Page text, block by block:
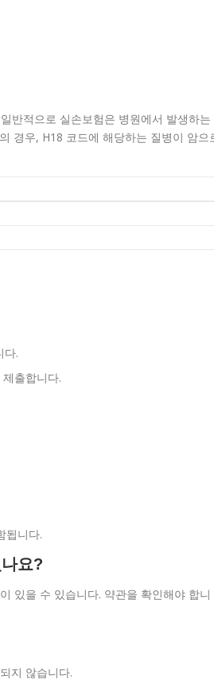
반적으로 실손보험은 병원에서 발생하는
경우, H18 코드에 해당하는 질병이 암으
다.
출합니다.
됩니다.
요?
있을 수 있습니다. 약관을 확인해야 합니
지 않습니다.